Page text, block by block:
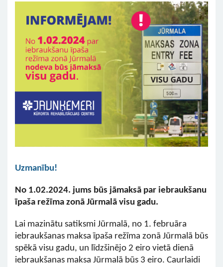
Uzmanību!
No 1.02.2024. jums būs jāmaksā par iebraukšanu
īpaša režīma zonā Jūrmalā visu gadu.
Lai mazinātu satiksmi Jūrmalā, no 1. februāra
iebraukšanas maksa īpaša režīma zonā Jūrmalā būs
spēkā visu gadu, un līdzšinējo 2 eiro vietā dienā
iebraukšanas maksa Jūrmalā būs 3 eiro. Caurlaidi